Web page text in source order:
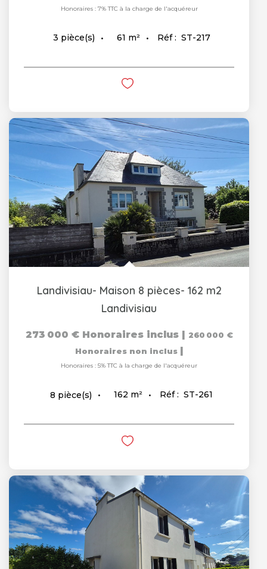
Honoraires : 7% TTC à la charge de l'acquéreur
3 pièce(s) 61 m² Réf : ST-217
Landivisiau- Maison 8 pièces- 162 m2
Landivisiau
273 000 € Honoraires inclus
260 000 €
Honoraires non inclus
Honoraires : 5% TTC à la charge de l'acquéreur
8 pièce(s) 162 m² Réf : ST-261